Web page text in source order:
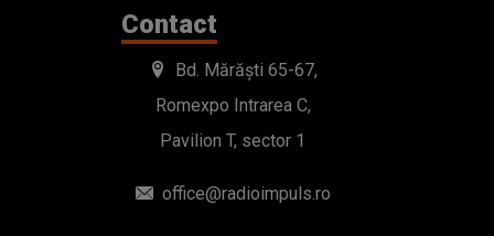
Contact
Bd. Mărăști 65-67,
Romexpo Intrarea C,
Pavilion T, sector 1
office@radioimpuls.ro